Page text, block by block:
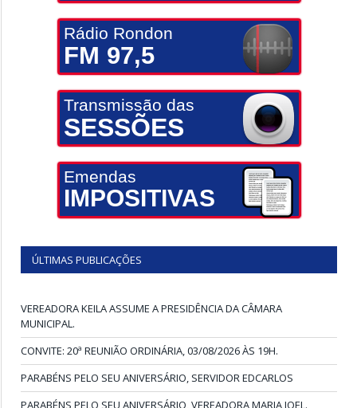
Rádio Rondon
FM 97,5
Transmissão das
SESSÕES
Emendas
IMPOSITIVAS
ÚLTIMAS PUBLICAÇÕES
VEREADORA KEILA ASSUME A PRESIDÊNCIA DA CÂMARA
MUNICIPAL.
CONVITE: 20ª REUNIÃO ORDINÁRIA, 03/08/2026 ÀS 19H.
PARABÉNS PELO SEU ANIVERSÁRIO, SERVIDOR EDCARLOS
PARABÉNS PELO SEU ANIVERSÁRIO, VEREADORA MARIA JOEL.